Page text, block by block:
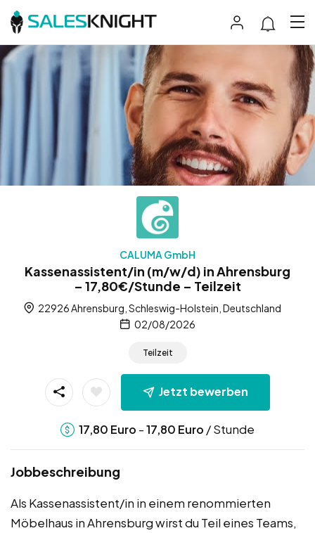
CALUMA GmbH
Kassenassistent/in (m/w/d) in Ahrensburg
– 17,80€/Stunde – Teilzeit
22926 Ahrensburg, Schleswig-Holstein, Deutschland
02/08/2026
Teilzeit
Jetzt bewerben
17,80 Euro -17,80 Euro / Stunde
Jobbeschreibung
Als Kassenassistent/in in einem renommierten
Möbelhaus in Ahrensburg wirst du Teil eines Teams,